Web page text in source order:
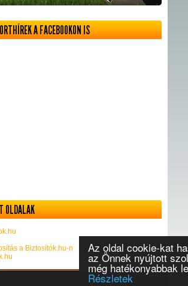
Az oldal cookie-kat
az Önnek nyújtott
még hatékonyabbak
Részletek
A FACEBOOKON IS
OLDALAK
a Biztosítók.hu-n